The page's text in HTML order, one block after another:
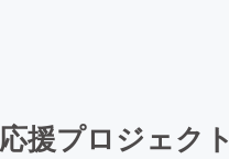
援プロジェクト